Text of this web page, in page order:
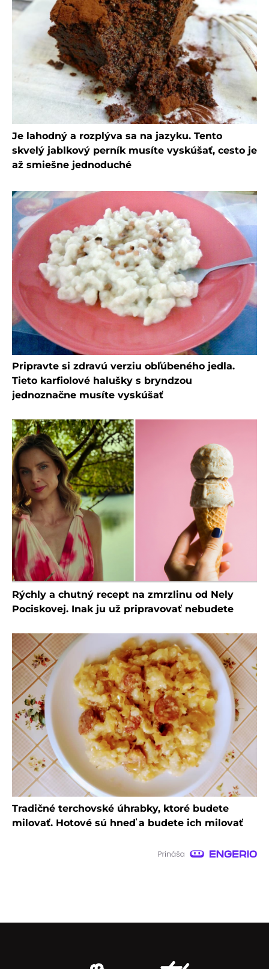
Je lahodný a rozplýva sa na jazyku. Tento
skvelý jablkový perník musíte vyskúšať, cesto je
až smiešne jednoduché
Pripravte si zdravú verziu obľúbeného jedla.
Tieto karfiolové halušky s bryndzou
jednoznačne musíte vyskúšať
Rýchly a chutný recept na zmrzlinu od Nely
Pociskovej. Inak ju už pripravovať nebudete
Tradičné terchovské úhrabky, ktoré budete
milovať. Hotové sú hneď a budete ich milovať